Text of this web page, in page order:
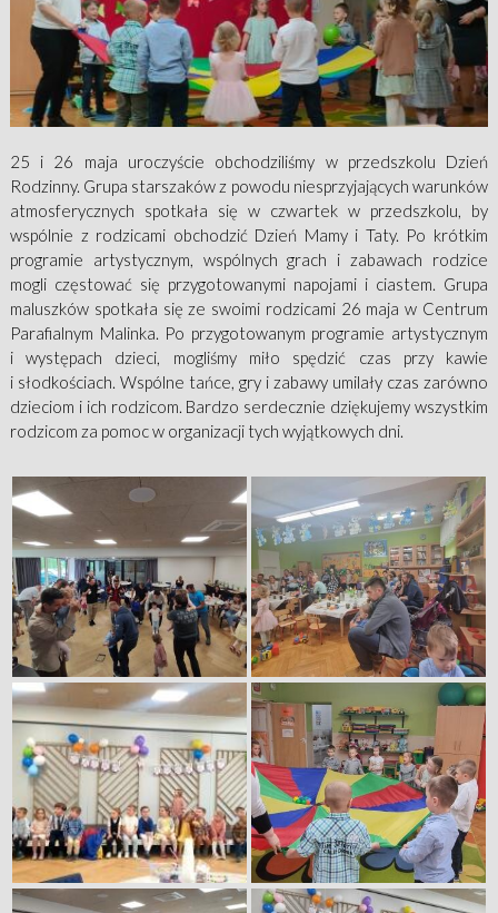
25 i 26 maja uroczyście obchodziliśmy w przedszkolu Dzień
Rodzinny. Grupa starszaków z powodu niesprzyjających warunków
atmosferycznych spotkała się w czwartek w przedszkolu, by
wspólnie z rodzicami obchodzić Dzień Mamy i Taty. Po krótkim
programie artystycznym, wspólnych grach i zabawach rodzice
mogli częstować się przygotowanymi napojami i ciastem. Grupa
maluszków spotkała się ze swoimi rodzicami 26 maja w Centrum
Parafialnym Malinka. Po przygotowanym programie artystycznym
i występach dzieci, mogliśmy miło spędzić czas przy kawie
i słodkościach. Wspólne tańce, gry i zabawy umilały czas zarówno
dzieciom i ich rodzicom. Bardzo serdecznie dziękujemy wszystkim
rodzicom za pomoc w organizacji tych wyjątkowych dni.